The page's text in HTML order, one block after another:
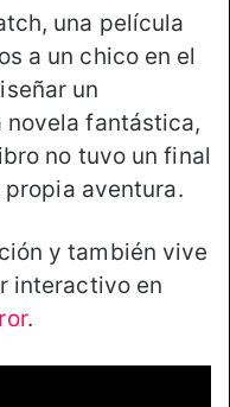
una película
a un chico en el
un
fantástica,
no tuvo un final
aventura.
y también vive
interactivo en
.